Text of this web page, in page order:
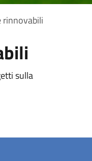
rinnovabili
sulla